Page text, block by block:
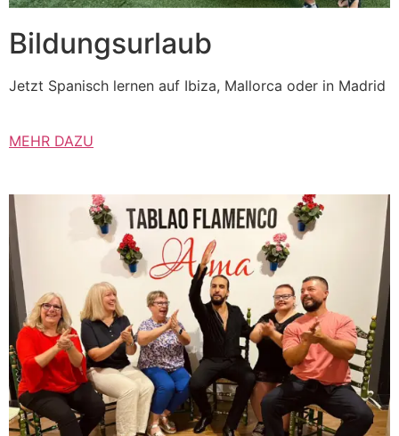
Bildungsurlaub
Jetzt Spanisch lernen auf Ibiza, Mallorca oder in Madrid
MEHR DAZU